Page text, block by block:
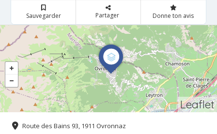
Sauvegarder Partager Donne ton avis
Leaflet
Route des Bains 93, 1911 Ovronnaz